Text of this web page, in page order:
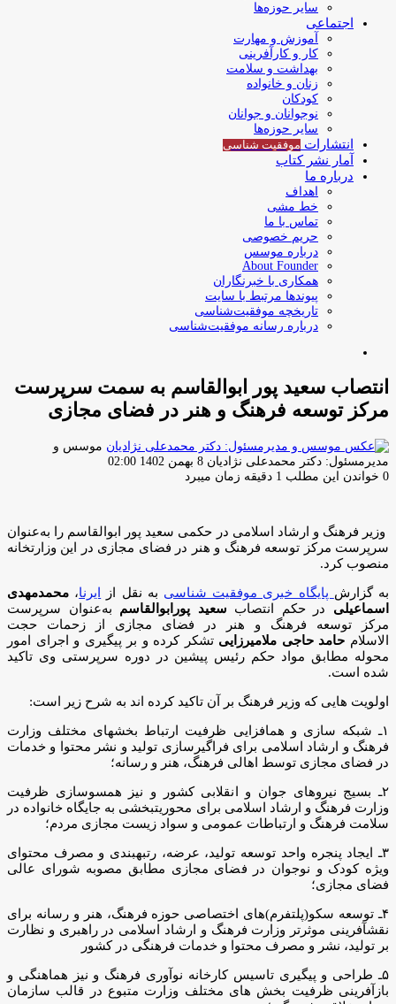
سایر حوزه‌ها
اجتماعی
آموزش و مهارت
کار و کارآفرینی
بهداشت و سلامت
زنان و خانواده
کودکان
نوجوانان و جوانان
سایر حوزه‌ها
انتشارات موفقیت‌ شناسی
آمار نشر کتاب
درباره ما
اهداف
خط مشی
تماس با ما
حریم خصوصی
درباره موسس
About Founder
همکاری با خبرنگاران
پیوندها مرتبط با سایت
تاریخچه موفقیت‌شناسی
درباره رسانه موفقیت‌شناسی
انتصاب سعید پور ابوالقاسم به سمت سرپرست
مرکز توسعه فرهنگ و هنر در فضای مجازی
موسس و
مدیرمسئول: دکتر محمدعلی نژادیان ارسال
ایمیل
8 بهمن 1402 02:00
0 خواندن این مطلب 1 دقیقه زمان میبرد
وزیر فرهنگ و ارشاد اسلامی در حکمی سعید پور ابوالقاسم را به‌عنوان
سرپرست مرکز توسعه فرهنگ و هنر در فضای مجازی در این وزارتخانه
منصوب کرد.
به گزارش پایگاه خبری موفقیت شناسی به نقل از ایرنا، محمدمهدی
اسماعیلی در حکم انتصاب سعید پورابوالقاسم به‌عنوان سرپرست
مرکز توسعه فرهنگ و هنر در فضای مجازی از زحمات حجت
الاسلام حامد حاجی ملامیرزایی تشکر کرده و بر پیگیری و اجرای امور
محوله مطابق مواد حکم رئیس پیشین در دوره سرپرستی وی تاکید
شده است.
اولویت هایی که وزیر فرهنگ بر آن تاکید کرده اند به شرح زیر است:
۱ـ شبکه سازی و همافزایی ظرفیت ارتباط بخشهای مختلف وزارت
فرهنگ و ارشاد اسلامی برای فراگیرسازی تولید و نشر محتوا و خدمات
در فضای مجازی توسط اهالی فرهنگ، هنر و رسانه؛
۲ـ بسیج نیروهای جوان و انقلابی کشور و نیز همسوسازی ظرفیت
وزارت فرهنگ و ارشاد اسلامی برای محوریتبخشی به جایگاه خانواده در
سلامت فرهنگ و ارتباطات عمومی و سواد زیست مجازی مردم؛
۳ـ ایجاد پنجره واحد توسعه تولید، عرضه، رتبهبندی و مصرف محتوای
ویژه کودک و نوجوان در فضای مجازی مطابق مصوبه شورای عالی
فضای مجازی؛
۴ـ توسعه سکو(پلتفرم)های اختصاصی حوزه فرهنگ، هنر و رسانه برای
نقشآفرینی موثرتر وزارت فرهنگ و ارشاد اسلامی در راهبری و نظارت
بر تولید، نشر و مصرف محتوا و خدمات فرهنگی در کشور
۵ـ طراحی و پیگیری تاسیس کارخانه نوآوری فرهنگ و نیز هماهنگی و
بازآفرینی ظرفیت بخش های مختلف وزارت متبوع در قالب سازمان